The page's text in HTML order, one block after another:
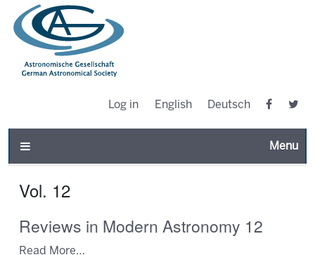
Log in English Deutsch
Toggle
Vol. 12
Reviews in Modern Astronomy 12
Read More…